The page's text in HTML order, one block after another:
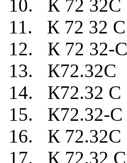
10. К 72 32C
11. К 72 32 C
12. К 72 32-C
13. К72.32C
14. К72.32 C
15. К72.32-C
16. К 72.32C
17. К 72.32 C